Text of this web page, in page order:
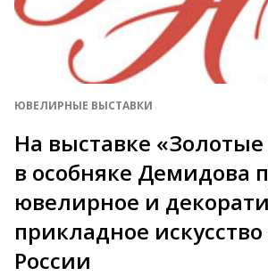
ЮВЕЛИРНЫЕ ВЫСТАВКИ
На выставке
в особняке Демидова
ювелирное и
прикладное искусство
России